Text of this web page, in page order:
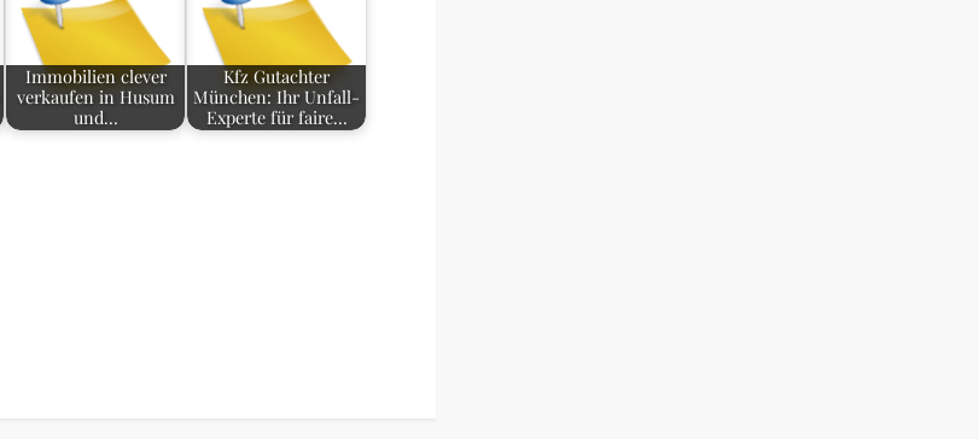
Immobilien clever
verkaufen in Husum
und…
Kfz Gutachter
München: Ihr Unfall-
Experte für faire…